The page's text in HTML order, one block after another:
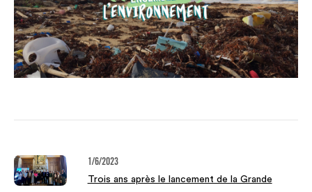
1/6/2023
Trois ans après le lancement de la Grande